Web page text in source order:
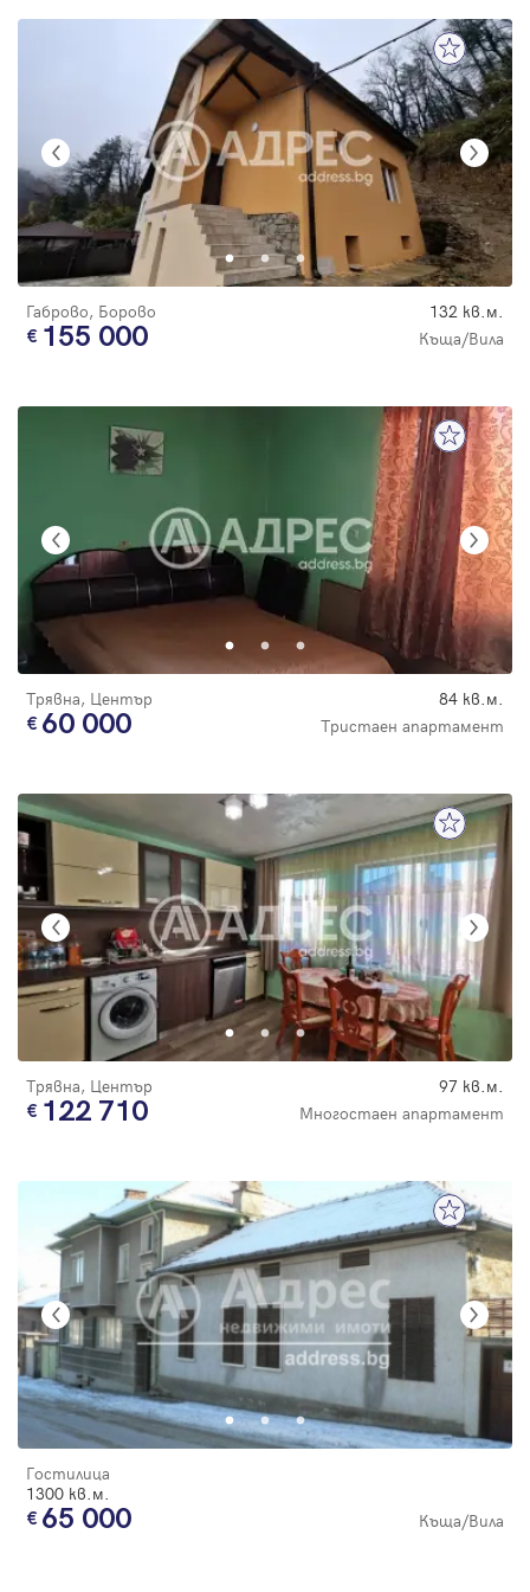
Габрово, Борово 132 кв.м.
155 000 Къща/Вила
Трявна, Център 84 кв.м.
60 000 Тристаен апартамент
Трявна, Център 97 кв.м.
122 710 Многостаен апартамент
Гостилица
1300 кв.м.
65 000 Къща/Вила